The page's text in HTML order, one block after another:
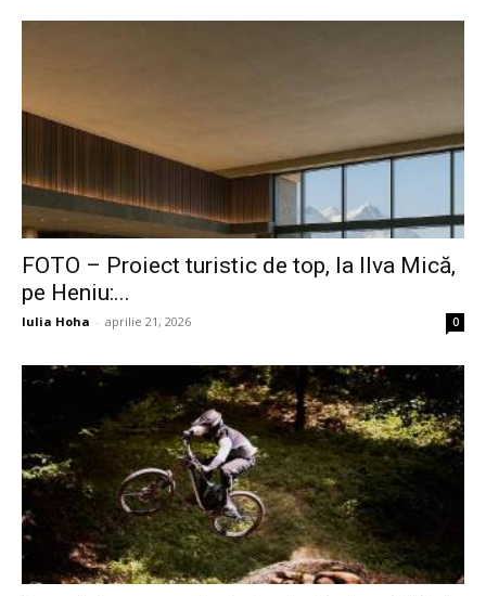
FOTO – Proiect turistic de top, la Ilva Mică,
pe Heniu:...
Iulia Hoha - aprilie 21, 2026 0